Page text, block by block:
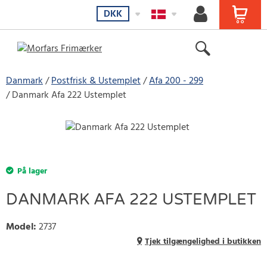
DKK
Danmark Postfrisk & Ustemplet Afa 200 - 299
Danmark Afa 222 Ustemplet
På lager
DANMARK AFA 222 USTEMPLET
Model:2737
Tjek tilgængelighed i butikken